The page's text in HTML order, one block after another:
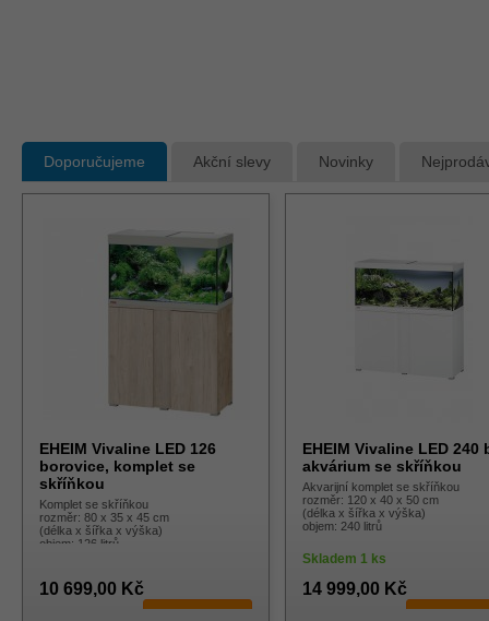
Doporučujeme Akční slevy Novinky
EHEIM Vivaline LED 126
borovice, komplet se
skříňkou
Komplet se skříňkou
rozměr: 80 x 35 x 45 cm
(délka x šířka x výška)
objem: 126 litrů
10 699,00 Kč
EHEIM Vivaline LED 240
akvárium se skříňkou
Akvarijní komplet se skříňkou
rozměr: 120 x 40 x 50 cm
(délka x šířka x výška)
objem: 240 litrů
Skladem 1 ks
14 999,00 Kč